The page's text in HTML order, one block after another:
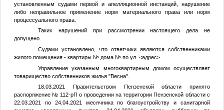
установленным судами первой и апелляционной инстанций, нарушение
либо неправильное применение норм материального права или норм
процессуального права.
Таких нарушений при рассмотрении настоящего дела не
допущено.
Судами установлено, что ответчики являются собственниками
жилого помещения - квартиры №дома №по ул. <адрес>.
Управление указанным многоквартирным домом осуществляет
товарищество собственников жилья "Весна".
18.03.2021 Правительством Пензенской области принято
распоряжение № 112-рП о проведении на территории Пензенской области с
22.03.2021 по 24.04.2021 месячника по благоустройству и санитарной